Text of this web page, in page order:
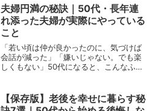
婚しやすいのでしょうか。今回は 熟年離
婚する夫婦の特徴1...
夫婦円満の秘訣｜50代・長年連
れ添った夫婦が実際にやっている
こと
「若い頃は仲が良かったのに、気づけば
会話が減った」「嫌いじゃない。でも楽
しくもない」50代になると、こんなふう
を続けている人たちがいます。この記事
では、本やネットに書い...
【保存版】老後を幸せに暮らす秘